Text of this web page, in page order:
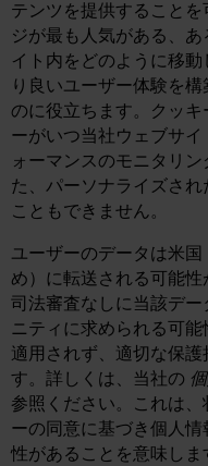
テンツを提供すること
ジが最も人気がある、
イト内をどのように移
り良いユーザー体験を
のに役立ちます。クッ
ーがいつ当社ウェブサ
ォーマンスのモニタリ
た、パーソナライズさ
こともできません。
ユーザーのデータは米
め）に転送される可能
司法審査なしに当該デ
ニティに求められる可
適用されず、適切な保
す。詳しくは、当社の
参照ください。これは
ーの同意に基づき個人
性があることを意味しま